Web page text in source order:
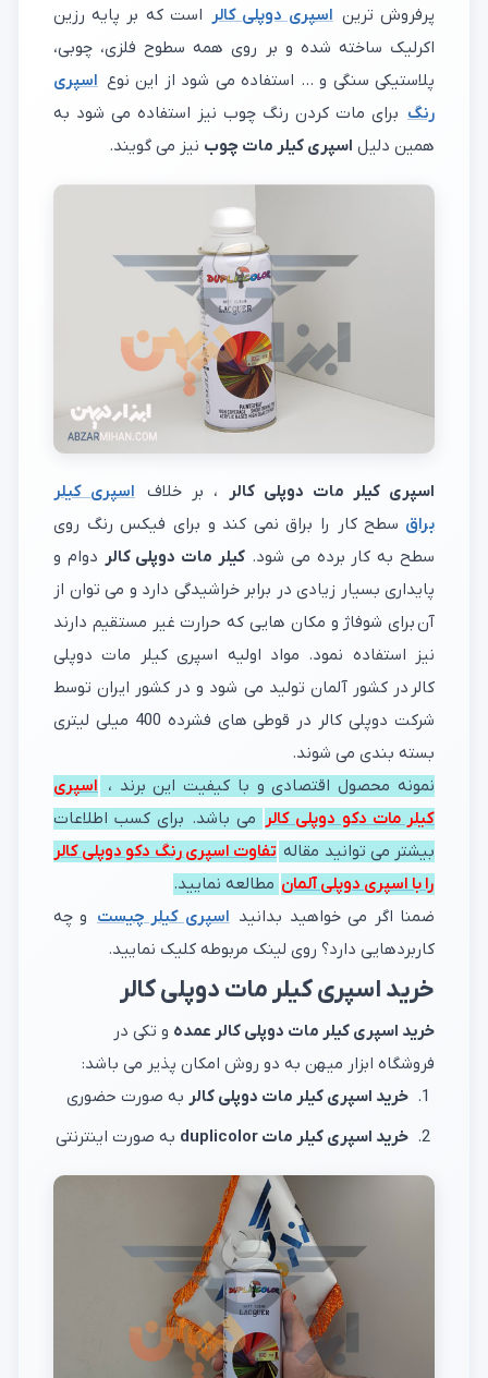
پرفروش ترین اسپری دوپلی کالر است که بر پایه رزین
اکرلیک ساخته شده و بر روی همه سطوح فلزی، چوبی،
پلاستیکی سنگی و ... استفاده می شود از این نوع اسپری
رنگ برای مات کردن رنگ چوب نیز استفاده می شود به
همین دلیل اسپری کیلر مات چوب نیز می گویند.
اسپری کیلر مات دوپلی کالر ، بر خلاف اسپری کیلر
براق سطح کار را براق نمی کند و برای فیکس رنگ روی
سطح به کار برده می شود. کیلر مات دوپلی کالر دوام و
پایداری بسیار زیادی در برابر خراشیدگی دارد و می توان از
آن برای شوفاژ و مکان هایی که حرارت غیر مستقیم دارند
نیز استفاده نمود. مواد اولیه اسپری کیلر مات دوپلی
کالر در کشور آلمان تولید می شود و در کشور ایران توسط
شرکت دوپلی کالر در قوطی های فشرده 400 میلی لیتری
بسته بندی می شوند.
نمونه محصول اقتصادی و با کیفیت این برند ، اسپری
کیلر مات دکو دوپلی کالر می باشد. برای کسب اطلاعات
بیشتر می توانید مقاله تفاوت اسپری رنگ دکو دوپلی کالر
را با اسپری دوپلی آلمان مطالعه نمایید.
ضمنا اگر می خواهید بدانید اسپری کیلر چیست و چه
کاربردهایی دارد؟ روی لینک مربوطه کلیک نمایید.
خرید اسپری کیلر مات دوپلی کالر
خرید اسپری کیلر مات دوپلی کالر عمده و تکی در
فروشگاه ابزار میهن به دو روش امکان پذیر می باشد:
خرید اسپری کیلر مات دوپلی کالر به صورت حضوری
خرید اسپری کیلر مات duplicolor
به صورت اینترنتی